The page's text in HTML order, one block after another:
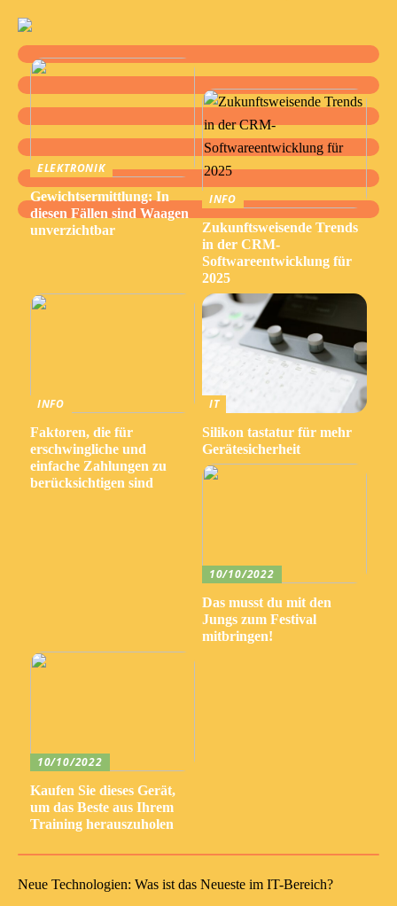
ELEKTRONIK
Gewichtsermittlung: In
diesen Fällen sind Waagen
unverzichtbar
INFO
Zukunftsweisende Trends
in der CRM-
Softwareentwicklung für
2025
INFO
Faktoren, die für
erschwingliche und
einfache Zahlungen zu
berücksichtigen sind
IT
Silikon tastatur für mehr
Gerätesicherheit
10/10/2022
Das musst du mit den
Jungs zum Festival
mitbringen!
10/10/2022
Kaufen Sie dieses Gerät,
um das Beste aus Ihrem
Training herauszuholen
Neue Technologien: Was ist das Neueste im IT-Bereich?